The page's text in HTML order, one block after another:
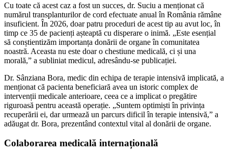
Cu toate că acest caz a fost un succes, dr. Suciu a menționat că
numărul transplanturilor de cord efectuate anual în România rămâne
insuficient. În 2026, doar patru proceduri de acest tip au avut loc, în
timp ce 35 de pacienți așteaptă cu disperare o inimă. „Este esențial
să conștientizăm importanța donării de organe în comunitatea
noastră. Aceasta nu este doar o chestiune medicală, ci și una
morală,” a subliniat medicul, adresându-se publicației.
Dr. Sânziana Bora, medic din echipa de terapie intensivă implicată, a
menționat că pacienta beneficiară avea un istoric complex de
intervenții medicale anterioare, ceea ce a implicat o pregătire
riguroasă pentru această operație. „Suntem optimiști în privința
recuperării ei, dar urmează un parcurs dificil în terapie intensivă,” a
adăugat dr. Bora, prezentând contextul vital al donării de organe.
Colaborarea medicală internațională